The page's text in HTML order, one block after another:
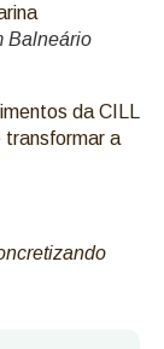
Balneário
da CILL
transformar a